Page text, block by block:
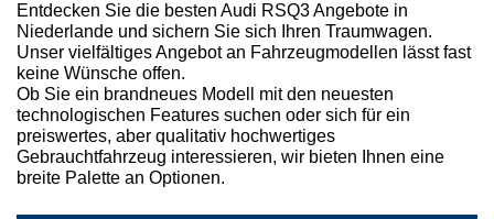
Entdecken Sie die besten Audi RSQ3 Angebote in
Niederlande und sichern Sie sich Ihren Traumwagen.
Unser vielfältiges Angebot an Fahrzeugmodellen lässt fast
keine Wünsche offen.
Ob Sie ein brandneues Modell mit den neuesten
technologischen Features suchen oder sich für ein
preiswertes, aber qualitativ hochwertiges
Gebrauchtfahrzeug interessieren, wir bieten Ihnen eine
breite Palette an Optionen.